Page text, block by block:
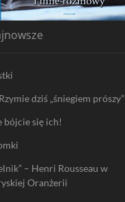
dziś „śniegiem prószy”
bójcie się ich!
– Henri Rousseau w
Oranżerii